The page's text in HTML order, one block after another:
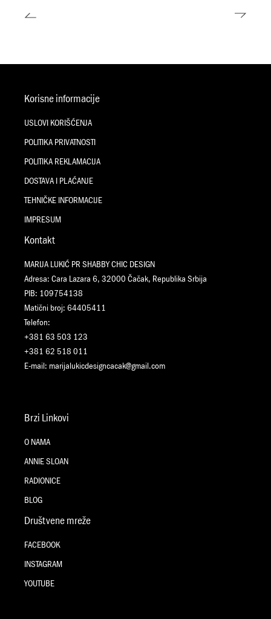
Korisne informacije
USLOVI KORIŠĆENJA
POLITIKA PRIVATNOSTI
POLITIKA REKLAMACIJA
DOSTAVA I PLAĆANJE
TEHNIČKE INFORMACIJE
IMPRESUM
Kontakt
MARIJA LUKIĆ PR SHABBY CHIC DESIGN
Adresa: Cara Lazara 6, 32000 Čačak, Republika Srbija
PIB: 109754138
Matični broj: 64405411
Telefon:
+381 63 503 123
+381 62 518 011
E-mail: marijalukicdesigncacak@gmail.com
Brzi Linkovi
O NAMA
ANNIE SLOAN
RADIONICE
BLOG
Društvene mreže
FACEBOOK
INSTAGRAM
YOUTUBE